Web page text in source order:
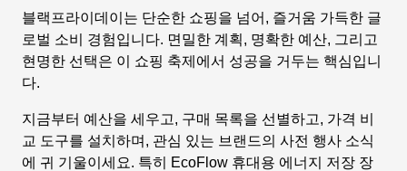
블랙프라이데이는 단순한 쇼핑을 넘어, 즐거움 가득한 글
로벌 소비 경험입니다. 면밀한 계획, 명확한 예산, 그리고
현명한 선택은 이 쇼핑 축제에서 성공을 거두는 핵심입니
다.
지금부터 예산을 세우고, 구매 목록을 선별하고, 가격 비
교 도구를 설치하며, 관심 있는 브랜드의 사전 행사 소식
에 귀 기울이세요. 특히 EcoFlow 휴대용 에너지 저장 장